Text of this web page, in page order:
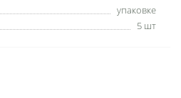
упаковке
5 шт